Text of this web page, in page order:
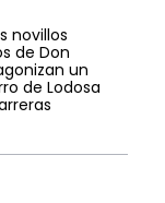
novillos
de Don
un
de Lodosa